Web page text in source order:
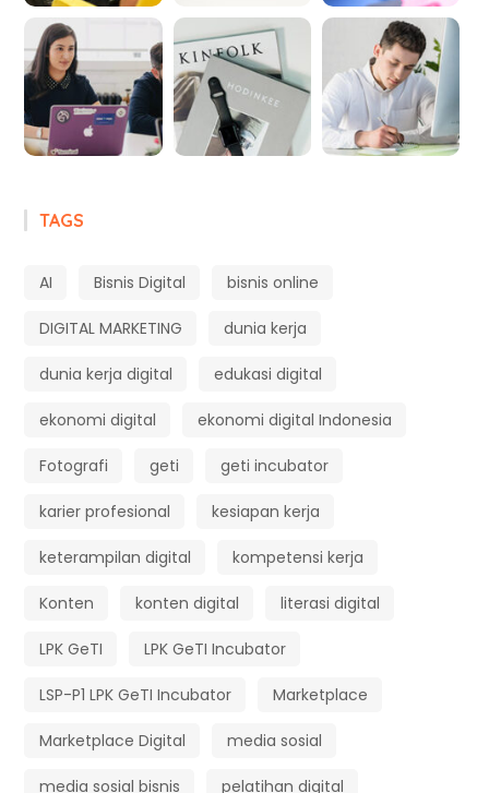
TAGS
AI Bisnis Digital bisnis online
DIGITAL MARKETING dunia kerja
dunia kerja digital edukasi digital
ekonomi digital ekonomi digital Indonesia
Fotografi geti geti incubator
karier profesional kesiapan kerja
keterampilan digital kompetensi kerja
Konten konten digital literasi digital
LPK GeTI LPK GeTI Incubator
LSP-P1 LPK GeTI Incubator Marketplace
Marketplace Digital media sosial
media sosial bisnis pelatihan digital